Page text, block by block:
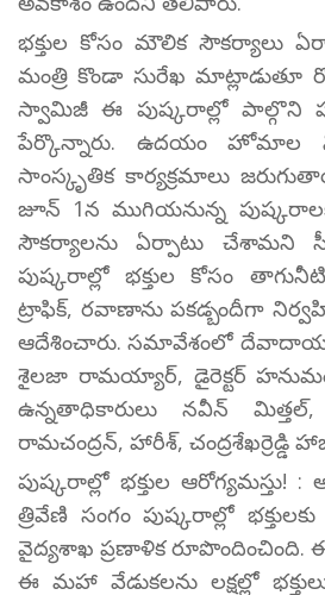
భక్తుల కోసం మౌలిక సౌకర్యాలు
మంత్రి కొండా సురేఖ మాట్లాడుతూ
స్వామిజీ ఈ పుష్కరాల్లో పాల్గొని
పేర్కొన్నారు. ఉదయం హోమాల
సాంస్కృతిక కార్యక్రమాలు
జూన్ 1న ముగియనున్న
సౌకర్యాలను ఏర్పాటు చేశామని
పుష్కరాల్లో భక్తుల కోసం
ట్రాఫిక్, రవాణాను పకడ్బందీగా
ఆదేశించారు. సమావేశంలో దేవాదాయ
శైలజా రామయ్యార్, డైరెక్టర్
ఉన్నతాధికారులు నవీన్ మిత్తల్,
రామచంద్రన్, హారీశ్, చంద్రశేఖర్రెడ్డి
పుష్కరాల్లో భక్తుల ఆరోగ్యమస్తు!
త్రివేణి సంగం పుష్కరాల్లో
వైద్యశాఖ ప్రణాళిక రూపొందించింది.
ఈ మహా వేడుకలను లక్షల్లో